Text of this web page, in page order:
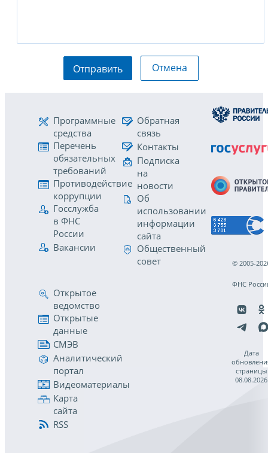
Отправить Отмена
Программные
средства
Перечень
обязательных
требований
Противодействие
коррупции
Госслужба
в ФНС
России
Вакансии
Обратная
связь
Контакты
Подписка
на
новости
Об
использовании
информации
сайта
Общественный
совет
Открытое
ведомство
Открытые
данные
СМЭВ
Аналитический
портал
Видеоматериалы
Карта
сайта
RSS
© 2005-
ФНС
Дата
страницы
08.08.2026